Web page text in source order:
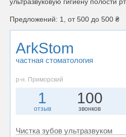
Предложений: 1, от 500 до 500 ₴
ArkStom
частная стоматология
р-н. Приморский
1
отзыв
100
звонков
Чистка зубов ультразвуком